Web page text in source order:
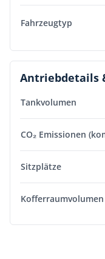
Fahrzeugtyp
Antriebdetails
Tankvolumen
CO₂ Emissionen
Sitzplätze
Kofferraumvolumen